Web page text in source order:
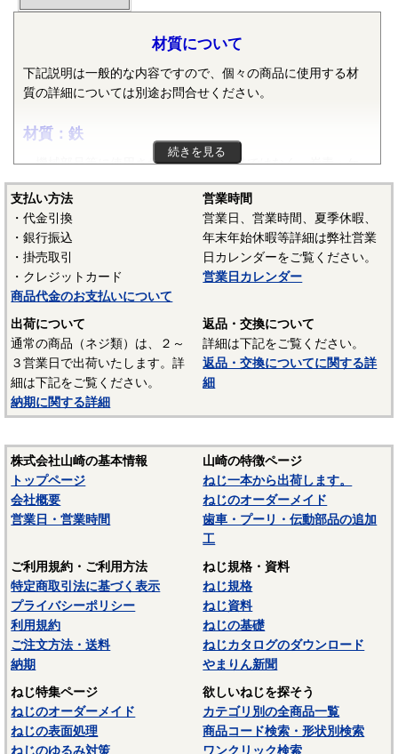
材質について
下記説明は一般的な内容ですので、個々の商品に使用する材
質の詳細については別途お問合せください。
材質：鉄
機械部品等に使用される鉄は純粋な鉄ではなく、炭素・ケ
イ素・マンガン・リン・硫黄等の元素が含まれた普通鋼や普
通鋼に特殊な元素が加えられた特殊鋼が使用されます。ボル
ト、小ねじ、タッピンねじ、ナット、リベット等では冷間圧
造用炭素鋼線（SWCH）がよく使用されます。平座金等は冷
間圧延鋼板（SPCC）等、ばね座金等は硬鋼線（SWRH）等、
スプリングピンや歯付き座金等はみがき特殊帯鋼（S60CM～
S70CM）等でメーカーや製品毎で様々な材質が使用されてい
ます。当サイトでは特定の材質表記がない場合は、これらの
鉄鋼材料を一般名称の「鉄」と表記しています。
－－－－－－－－－－－－－－－
☆ねじに使用される材料については下記ページにも掲載して
います。ご参照ください。
〇鉄鋼材料
ステンレス材料
続きを見る
支払い方法
・代金引換
・銀行振込
・掛売取引
・クレジットカード
商品代金のお支払いについて
営業時間
営業日、営業時間、夏季休暇、
年末年始休暇等詳細は弊社営業
日カレンダーをご覧ください。
営業日カレンダー
出荷について
通常の商品（ネジ類）は、２～
３営業日で出荷いたします。詳
細は下記をご覧ください。
納期に関する詳細
返品・交換について
詳細は下記をご覧ください。
返品・交換についてに関する詳
細
株式会社山崎の基本情報
トップページ
会社概要
営業日・営業時間
山崎の特徴ページ
ねじ一本から出荷します。
ねじのオーダーメイド
歯車・プーリ・伝動部品の追加
工
ご利用規約・ご利用方法
特定商取引法に基づく表示
プライバシーポリシー
利用規約
ご注文方法・送料
納期
ねじ規格・資料
ねじ規格
ねじ資料
ねじの基礎
ねじカタログのダウンロード
やまりん新聞
ねじ特集ページ
ねじのオーダーメイド
ねじの表面処理
ねじのゆるみ対策
欲しいねじを探そう
カテゴリ別の全商品一覧
商品コード検索・形状別検索
ワンクリック検索